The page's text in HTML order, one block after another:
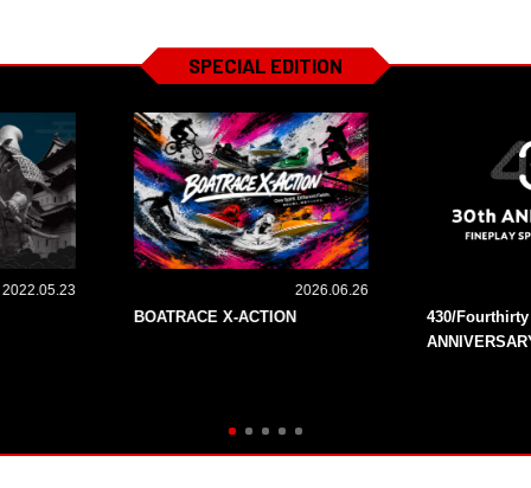
SPECIAL EDITION
2022.05.23 2026.06.26
BOATRACE X-ACTION
430/